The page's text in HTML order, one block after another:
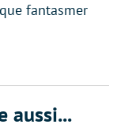
fantasmer
aussi...